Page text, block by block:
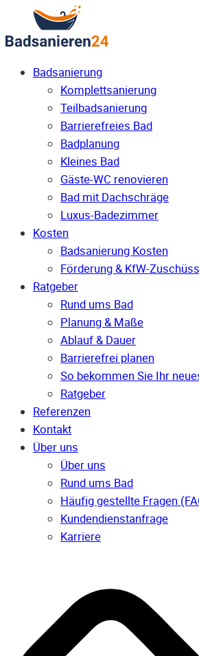
Badsanierung
Komplettsanierung
Teilbadsanierung
Barrierefreies Bad
Badplanung
Kleines Bad
Gäste-WC renovieren
Bad mit Dachschräge
Luxus-Badezimmer
Kosten
Badsanierung Kosten
Förderung & KfW-
Ratgeber
Rund ums Bad
Planung & Maße
Ablauf & Dauer
Barrierefrei planen
So bekommen Sie Ihr
Ratgeber
Referenzen
Kontakt
Über uns
Über uns
Rund ums Bad
Häufig gestellte Fragen
Kunden­dienst­anfrage
Karriere